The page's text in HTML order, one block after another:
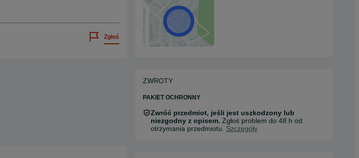
Zgłoś
ZWROTY
PAKIET OCHRONNY
Zwróć przedmiot, jeśli jest uszkodzony lub
niezgodny z opisem. Zgłoś problem do 48 h od
otrzymania przedmiotu. Szczegóły